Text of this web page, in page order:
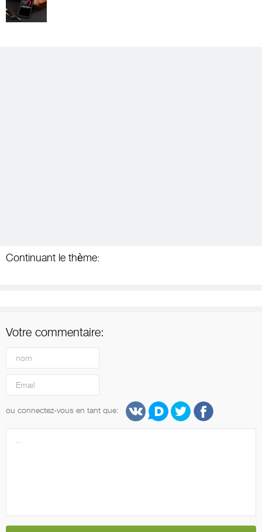
Continuant le thème:
Votre commentaire:
ou connectez-vous en tant que: